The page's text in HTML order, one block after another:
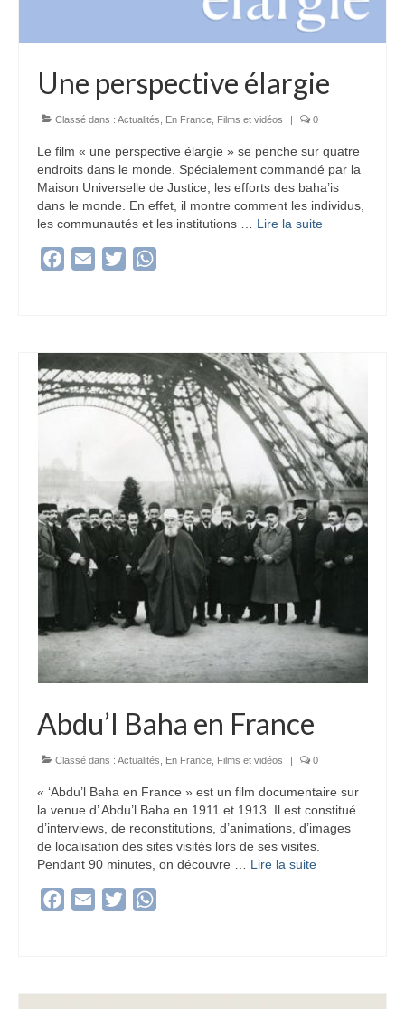
Une perspective élargie
Classé dans : Actualités En France Films et vidéos | 0
Le film « une perspective élargie » se penche sur quatre
endroits dans le monde. Spécialement commandé par la
Maison Universelle de Justice, les efforts des baha’is
dans le monde. En effet, il montre comment les individus,
les communautés et les institutions … Lire la suite­­
Facebook
Email Twitter
Abdu’l Baha en France
Classé dans : Actualités En France Films et vidéos | 0
« ‘Abdu’l Baha en France » est un film documentaire sur
la venue d’ Abdu’l Baha en 1911 et 1913. Il est constitué
d’interviews, de reconstitutions, d’animations, d’images
de localisation des sites visités lors de ses visites.
Pendant 90 minutes, on découvre … Lire la suite­­
Facebook
Email Twitter